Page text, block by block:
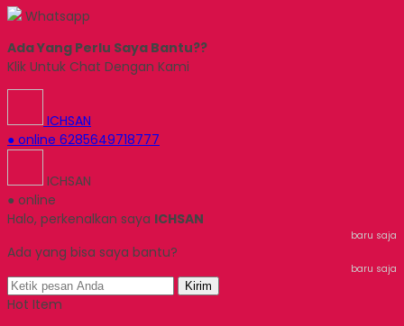
Whatsapp
Ada Yang Perlu Saya Bantu??
Klik Untuk Chat Dengan Kami
ICHSAN
● online 6285649718777
ICHSAN
● online
Halo, perkenalkan saya ICHSAN
baru saja
Ada yang bisa saya bantu?
baru saja
Kirim
Hot Item